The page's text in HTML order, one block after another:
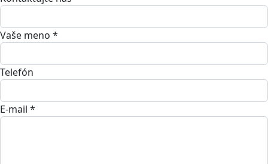
Vaše meno *
Telefón
E-mail *